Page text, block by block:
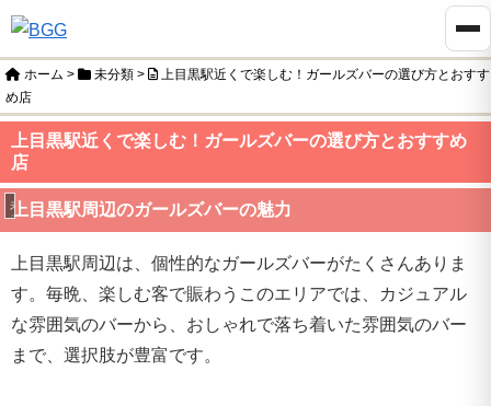
ホーム > 未分類 >
上目黒駅近くで楽しむ！ガールズバーの選び方とおすす
め店
上目黒駅近くで楽しむ！ガールズバーの選び方とおすすめ
店
未分類
上目黒駅周辺のガールズバーの魅力
上目黒駅周辺は、個性的なガールズバーがたくさんありま
す。毎晩、楽しむ客で賑わうこのエリアでは、カジュアル
な雰囲気のバーから、おしゃれで落ち着いた雰囲気のバー
まで、選択肢が豊富です。